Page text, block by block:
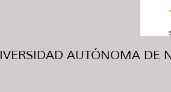
AUTÓNOMA DE